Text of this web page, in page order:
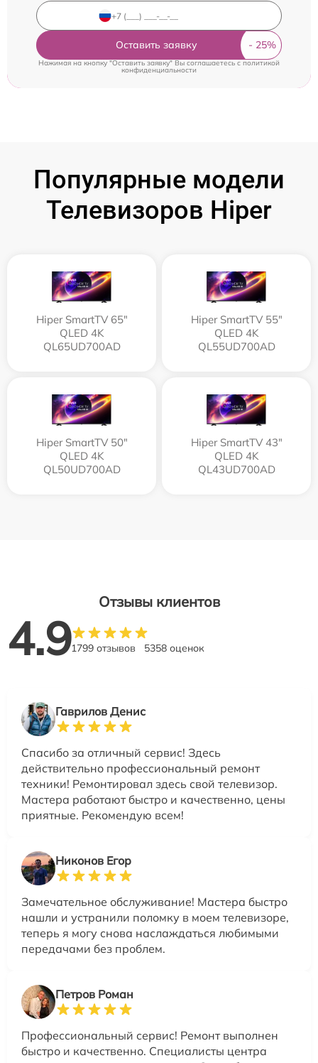
Оставить заявку
Нажимая на кнопку "Оставить заявку" Вы соглашаетесь c политикой
конфиденциальности
Популярные модели
Телевизоров Hiper
Hiper SmartTV 65"
QLED 4K
QL65UD700AD
Hiper SmartTV 55"
QLED 4K
QL55UD700AD
Hiper SmartTV 50"
QLED 4K
QL50UD700AD
Hiper SmartTV 43"
QLED 4K
QL43UD700AD
Отзывы клиентов
4.91799 отзывов 5358 оценок
Гаврилов Денис
Спасибо за отличный сервис! Здесь
действительно профессиональный ремонт
техники! Ремонтировал здесь свой телевизор.
Мастера работают быстро и качественно, цены
приятные. Рекомендую всем!
Никонов Егор
Замечательное обслуживание! Мастера быстро
нашли и устранили поломку в моем телевизоре,
теперь я могу снова наслаждаться любимыми
передачами без проблем.
Петров Роман
Профессиональный сервис! Ремонт выполнен
быстро и качественно. Специалисты центра